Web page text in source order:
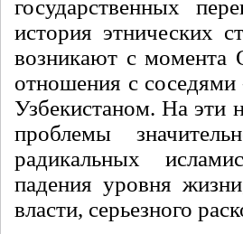
государственных
история этнических
возникают с момента
отношения с
Узбекистаном. На эти
проблемы
радикальных
падения уровня
власти, серьезного